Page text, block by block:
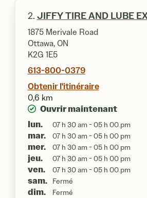
2. JIFFY TIRE AND LUBE
1875 Merivale Road
Ottawa, ON
K2G 1E5
613-800-0379
Obtenir l'itinéraire
0,6 km
Ouvrir maintenant
lun.
07 h 30 am - 05 h 00 pm
mar. 07 h 30 am - 05 h 00 pm
mer. 07 h 30 am - 05 h 00 pm
jeu. 07 h 30 am - 05 h 00 pm
ven. 07 h 30 am - 05 h 00 pm
sam. Fermé
dim. Fermé